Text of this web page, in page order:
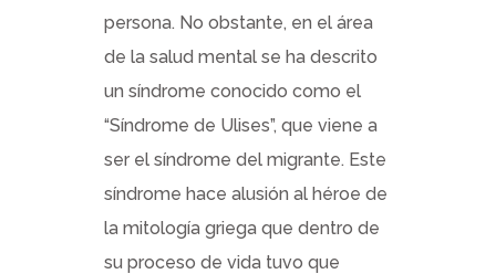
persona. No obstante, en el área
de la salud mental se ha descrito
un síndrome conocido como el
“Síndrome de Ulises”, que viene a
ser el síndrome del migrante. Este
síndrome hace alusión al héroe de
la mitología griega que dentro de
su proceso de vida tuvo que